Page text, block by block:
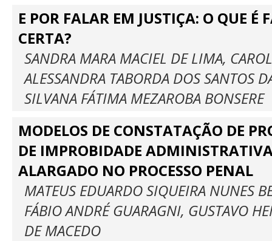
E POR FALAR EM JUSTIÇA: O QUE É
CERTA?
SANDRA MARA MACIEL DE LIMA,
ALESSANDRA TABORDA DOS SANTOS
SILVANA FÁTIMA MEZAROBA BONSERE
MODELOS DE CONSTATAÇÃO DE
DE IMPROBIDADE
ALARGADO NO PROCESSO PENAL
MATEUS EDUARDO SIQUEIRA NUNES
FÁBIO ANDRÉ GUARAGNI, GUSTAVO
DE MACEDO